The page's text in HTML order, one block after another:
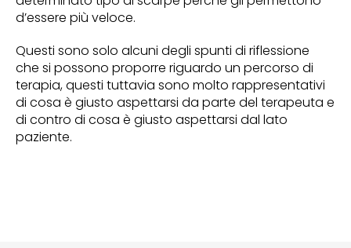
d’essere più veloce.
Questi sono solo alcuni degli spunti di riflessione
che si possono proporre riguardo un percorso di
terapia, questi tuttavia sono molto rappresentativi
di cosa è giusto aspettarsi da parte del terapeuta e
di contro di cosa è giusto aspettarsi dal lato
paziente.